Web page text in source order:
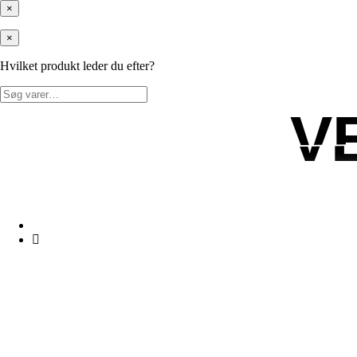
×
×
Hvilket produkt leder du efter?
Søg
efter: